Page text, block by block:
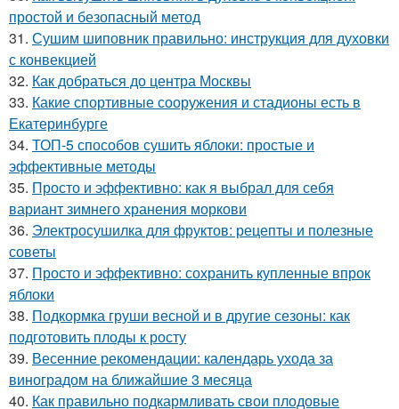
простой и безопасный метод
31. Сушим шиповник правильно: инструкция для духовки
с конвекцией
32. Как добраться до центра Москвы
33. Какие спортивные сооружения и стадионы есть в
Екатеринбурге
34. ТОП-5 способов сушить яблоки: простые и
эффективные методы
35. Просто и эффективно: как я выбрал для себя
вариант зимнего хранения моркови
36. Электросушилка для фруктов: рецепты и полезные
советы
37. Просто и эффективно: сохранить купленные впрок
яблоки
38. Подкормка груши весной и в другие сезоны: как
подготовить плоды к росту
39. Весенние рекомендации: календарь ухода за
виноградом на ближайшие 3 месяца
40. Как правильно подкармливать свои плодовые